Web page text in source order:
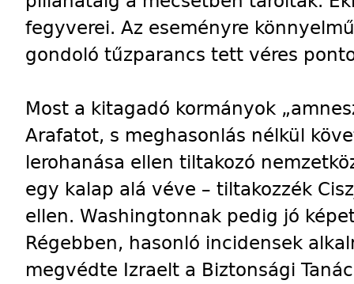
fegyverei. Az eseményre
gondoló tűzparancs tett véres
Most a kitagadó kormányok
Arafatot, s meghasonlás nélkül
lerohanása ellen tiltakozó
egy kalap alá véve – tiltakozzék
ellen. Washingtonnak pedig jó
Régebben, hasonló incidensek
megvédte Izraelt a Biztonsági